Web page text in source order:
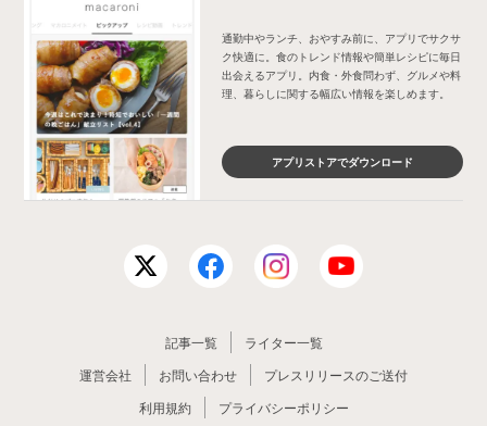
通勤中やランチ、おやすみ前に、アプリでサクサ
ク快適に。食のトレンド情報や簡単レシピに毎日
出会えるアプリ。内食・外食問わず、グルメや料
理、暮らしに関する幅広い情報を楽しめます。
アプリストアでダウンロード
記事一覧
ライター一覧
運営会社
お問い合わせ
プレスリリースのご送付
利用規約
プライバシーポリシー